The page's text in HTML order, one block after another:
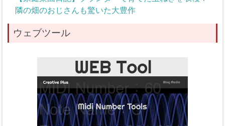
隣の畑のおじさんも驚いた大豊作
ウェブツール